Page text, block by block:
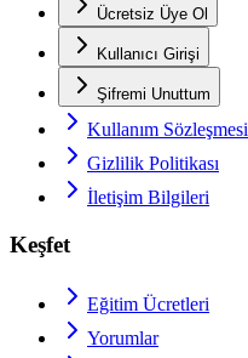
Ücretsiz Üye Ol
Kullanıcı Girişi
Şifremi Unuttum
Kullanım Sözleşmesi
Gizlilik Politikası
İletişim Bilgileri
Keşfet
Eğitim Ücretleri
Yorumlar